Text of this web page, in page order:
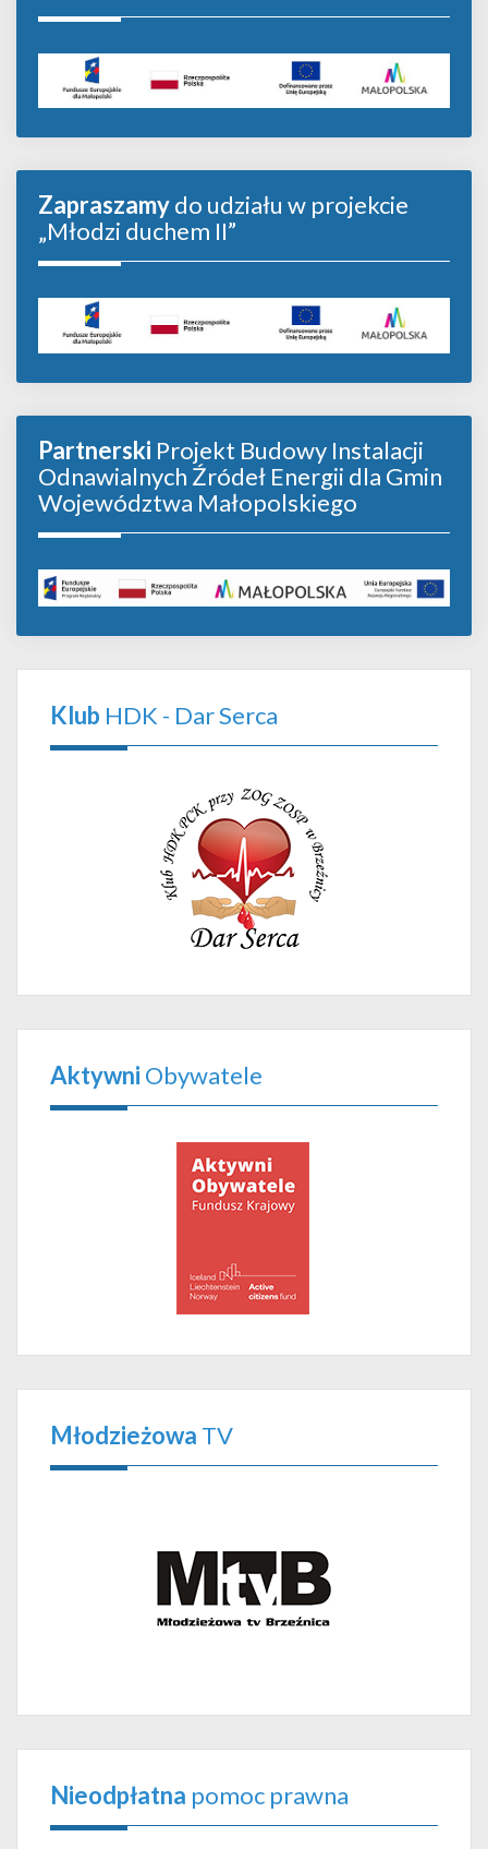
Zapraszamydo udziału w projekcie
„Młodzi duchem II”
Partnerski Projekt Budowy Instalacji
Odnawialnych Źródeł Energii dla Gmin
Województwa Małopolskiego
Klub HDK - Dar Serca
Aktywni Obywatele
Młodzieżowa TV
Nieodpłatna pomoc prawna